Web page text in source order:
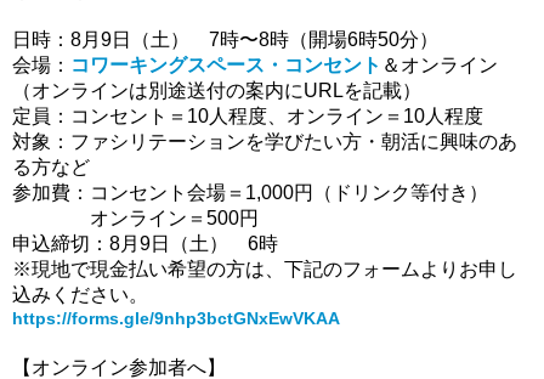
日時：8月9日（土） 7時〜8時（開場6時50分）
会場： コワーキングスペース・コンセント ＆オンライン
（オンラインは別途送付の案内にURLを記載）
定員：コンセント＝10人程度、オンライン＝10人程度
対象：ファシリテーションを学びたい方・朝活に興味のあ
る方など
参加費：コンセント会場＝1,000円（ドリンク等付き）
オンライン＝500円
申込締切：8月9日（土） 6時
※現地で現金払い希望の方は、下記のフォームよりお申し
込みください。
https://forms.gle/9nhp3bctGNxEwVKAA
【オンライン参加者へ】